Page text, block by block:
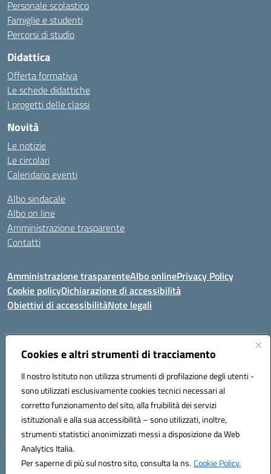
Cookies e altri strumenti di tracciamento
Il nostro Istituto non utilizza strumenti di profilazione degli utenti -
sono utilizzati esclusivamente cookies tecnici necessari al
corretto funzionamento del sito, alla fruibilità dei servizi
istituzionali e alla sua accessibilità – sono utilizzati, inoltre,
strumenti statistici anonimizzati messi a disposizione da Web
Analytics Italia.
Per saperne di più sul nostro sito, consulta la ns.Cookie Policy.
Personale scolastico
Famiglie e studenti
Percorsi di studio
Didattica
Offerta formativa
Le schede didattiche
I progetti delle classi
Novità
Le notizie
Le circolari
Calendario eventi
Albo sindacale
Albo on line
Amministrazione trasparente
Contatti
Amministrazione trasparenteAlbo onlinePrivacy Policy
Cookie policyDichiarazione di accessibilità
Obiettivi di accessibilitàNote legali
Indirizzo:Via Carducci Settimo San Pietro (CA)
Posta elettronica certificata (PEC):CAIC84700T@pec.istruzione.it
Codice fiscale: 92105840927
Codice meccanografico: CAIC84700T
Hosting & Powered by 3D Solution S.r.l.